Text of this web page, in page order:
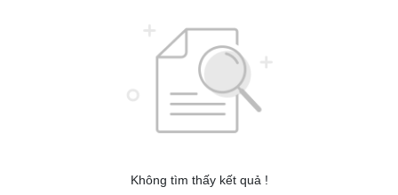
Không tìm thấy kết quả !